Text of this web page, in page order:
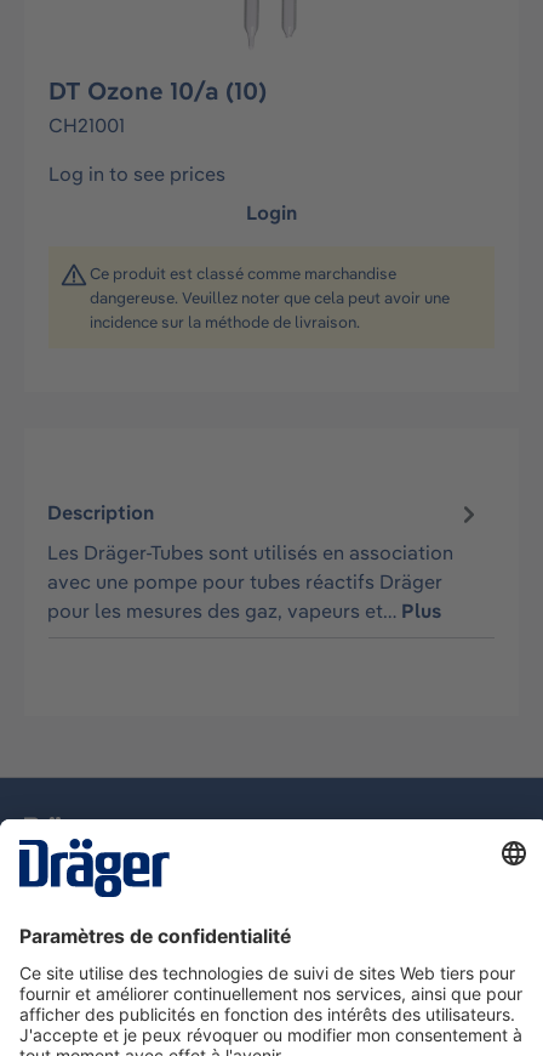
DT Ozone 10/a (10)
CH21001
Log in to see prices
Login
Ce produit est classé comme marchandise
dangereuse. Veuillez noter que cela peut avoir une
incidence sur la méthode de livraison.
Description
Les Dräger-Tubes sont utilisés en association
avec une pompe pour tubes réactifs Dräger
pour les mesures des gaz, vapeurs et… Plus
pour la vie
Assistance téléphonique
A propos de Dräger
Information